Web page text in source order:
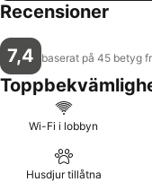
Recensioner
7,4 baserat på 45 betyg
Wi-Fi i lobbyn
Husdjur tillåtna